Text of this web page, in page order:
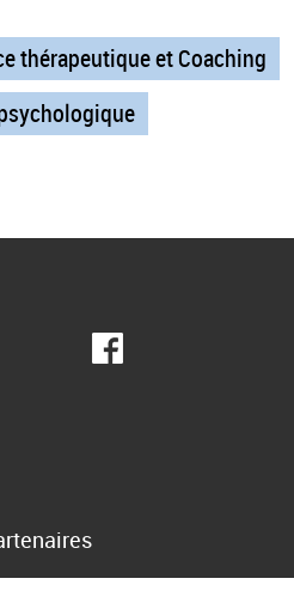
thérapeutique et Coaching